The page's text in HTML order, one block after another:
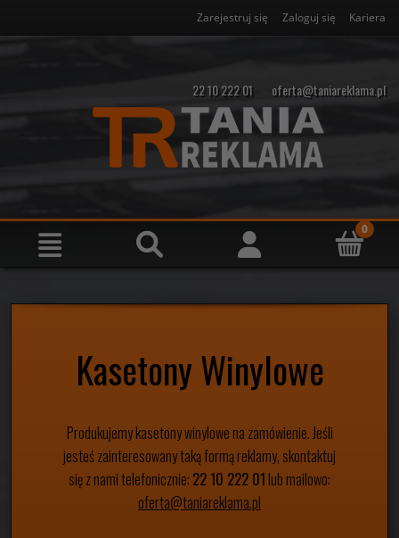
Zarejestruj się Zaloguj się Kariera
22 10 222 01 oferta@taniareklama.pl
Kasetony Winylowe
Produkujemy kasetony winylowe na zamówienie. Jeśli
jesteś zainteresowany taką formą reklamy, skontaktuj
się z nami telefonicznie: 22 10 222 01 lub mailowo:
oferta@taniareklama.pl